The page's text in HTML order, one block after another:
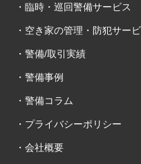
・臨時・巡回警備サービス
・空き家の管理・防犯サー
・警備/取引実績
・警備事例
・警備コラム
・プライバシーポリシー
・会社概要